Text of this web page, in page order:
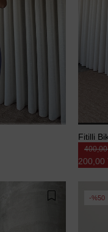
Fitilli
200,00
%50